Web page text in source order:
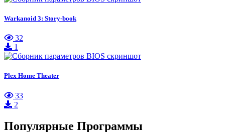
Warkanoid 3: Story-book
32
1
Plex Home Theater
33
2
Популярные Программы